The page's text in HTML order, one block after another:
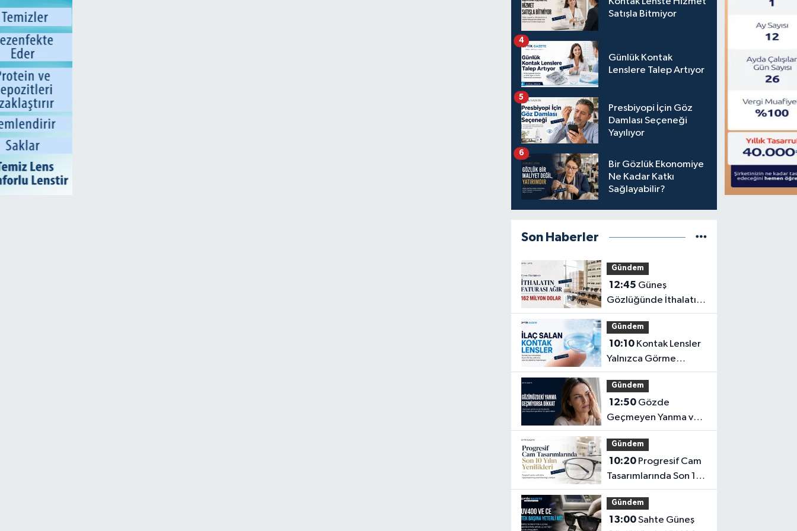
Satışla Bitmiyor
Günlük Kontak
Lenslere Talep Artıyor
4
Presbiyopi İçin Göz
Damlası Seçeneği
Yayılıyor
5
Bir Gözlük Ekonomiye
Ne Kadar Katkı
Sağlayabilir?
6
Son Haberler
Gündem
12:45
Gözlüğünde İthalatın
Ağır Faturası: 162
Milyon Dolar
Gündem
10:10
Yalnızca Görme
Düzeltme Aracı
Olmayabilir
Gündem
12:50
Geçmeyen Yanma ve
Işık Hassasiyeti Hafife
Alınmamalı
Gündem
10:20
Tasarımlarında Son 10
Yılın Yenilikleri
Gündem
13:00Sahte Güneş